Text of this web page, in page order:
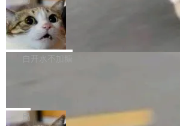
l 迁移或唤醒时，新宿主从 S3 恢复 SQLite
库继续执行。存储库是持久化的唯一真相...
te 17 Pro、OPPO K15，要么是vivo X300
样的次旗舰。 Galaxy Z Fold8 Ultra / Z
Z Flip8三款折叠屏新机均在7月22日发布，且
部搭载骁龙8 Elite Gen5 for Galaxy，它们
本控制系统。目前处于 Early Access 阶段。
ltaDB 的核心思路直接写在 landing page 最显
眼的位置：「Software is made between
mits」——软件是在 commit 之间写出来的
是把这段空隙补上。 回退到任何一次编辑：
SpaceXAI 单季资本开支达 183 亿美元
根据风险投资人Tomer Tunguz 博客（VC 分
析）披露的最新分析与第二季度业绩报告，
微软同期总资本开支的四成。 与亚马逊、
白开水不加糖
一个在终端里运行的编程 agent；Muse Spark
局